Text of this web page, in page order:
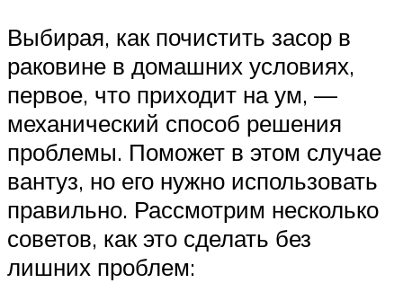
Выбирая, как почистить засор в
раковине в домашних условиях,
первое, что приходит на ум, —
механический способ решения
проблемы. Поможет в этом случае
вантуз, но его нужно использовать
правильно. Рассмотрим несколько
советов, как это сделать без
лишних проблем: